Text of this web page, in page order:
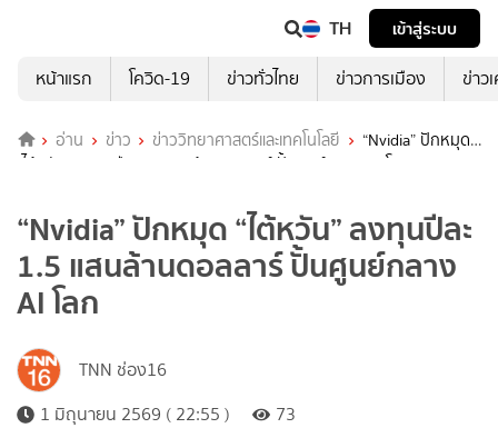
TH
เข้าสู่ระบบ
หน้าแรก
โควิด-19 ข่าวทั่วไทย ข่าวการเมือง ข่าว
อ่าน ข่าว ข่าววิทยาศาสตร์และเทคโนโลยี
“Nvidia” ปักหมุด
“ไต้หวัน” ลงทุนปีละ 1.5 แสนล้านดอลลาร์ ปั้นศูนย์กลาง AI โลก
“Nvidia” ปักหมุด “ไต้หวัน” ลงทุนปีละ
1.5 แสนล้านดอลลาร์ ปั้นศูนย์กลาง
AI โลก
TNN ช่อง16
1 มิถุนายน 2569 ( 22:55 )
73